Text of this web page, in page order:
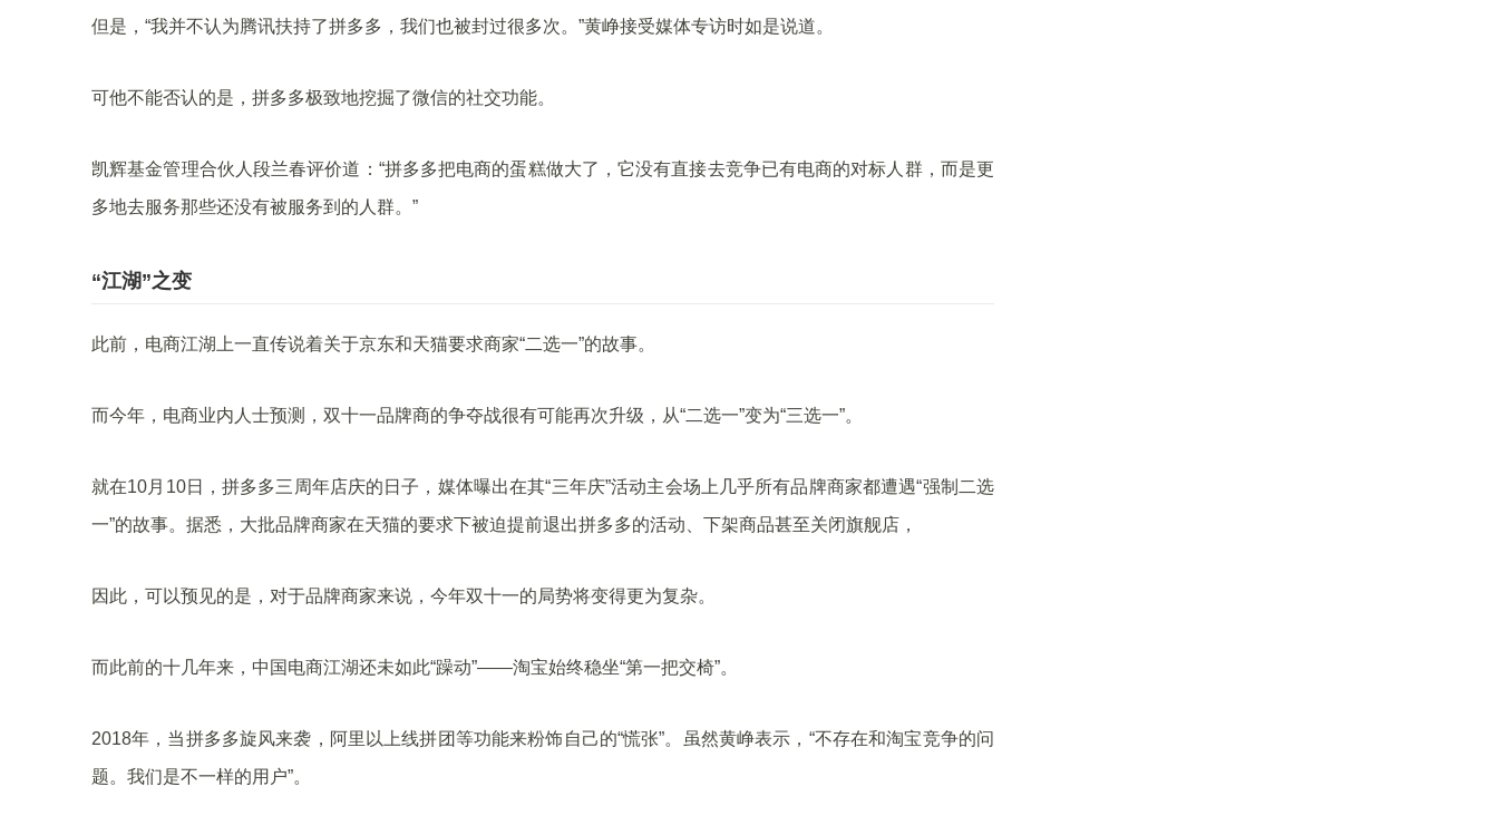
但是，“我并不认为腾讯扶持了拼多多，我们也被封过很多次。”黄峥接受媒体专访时如是说道。
可他不能否认的是，拼多多极致地挖掘了微信的社交功能。
凯辉基金管理合伙人段兰春评价道：“拼多多把电商的蛋糕做大了，它没有直接去竞争已有电商的对标人群，而是更
多地去服务那些还没有被服务到的人群。”
“江湖”之变
此前，电商江湖上一直传说着关于京东和天猫要求商家“二选一”的故事。
而今年，电商业内人士预测，双十一品牌商的争夺战很有可能再次升级，从“二选一”变为“三选一”。
就在10月10日，拼多多三周年店庆的日子，媒体曝出在其“三年庆”活动主会场上几乎所有品牌商家都遭遇“强制二选
一”的故事。据悉，大批品牌商家在天猫的要求下被迫提前退出拼多多的活动、下架商品甚至关闭旗舰店，
因此，可以预见的是，对于品牌商家来说，今年双十一的局势将变得更为复杂。
而此前的十几年来，中国电商江湖还未如此“躁动”——淘宝始终稳坐“第一把交椅”。
2018年，当拼多多旋风来袭，阿里以上线拼团等功能来粉饰自己的“慌张”。虽然黄峥表示，“不存在和淘宝竞争的问
题。我们是不一样的用户”。